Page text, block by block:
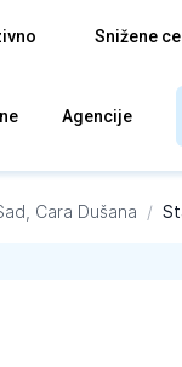
Snižene
Agencije
Cara Dušana /